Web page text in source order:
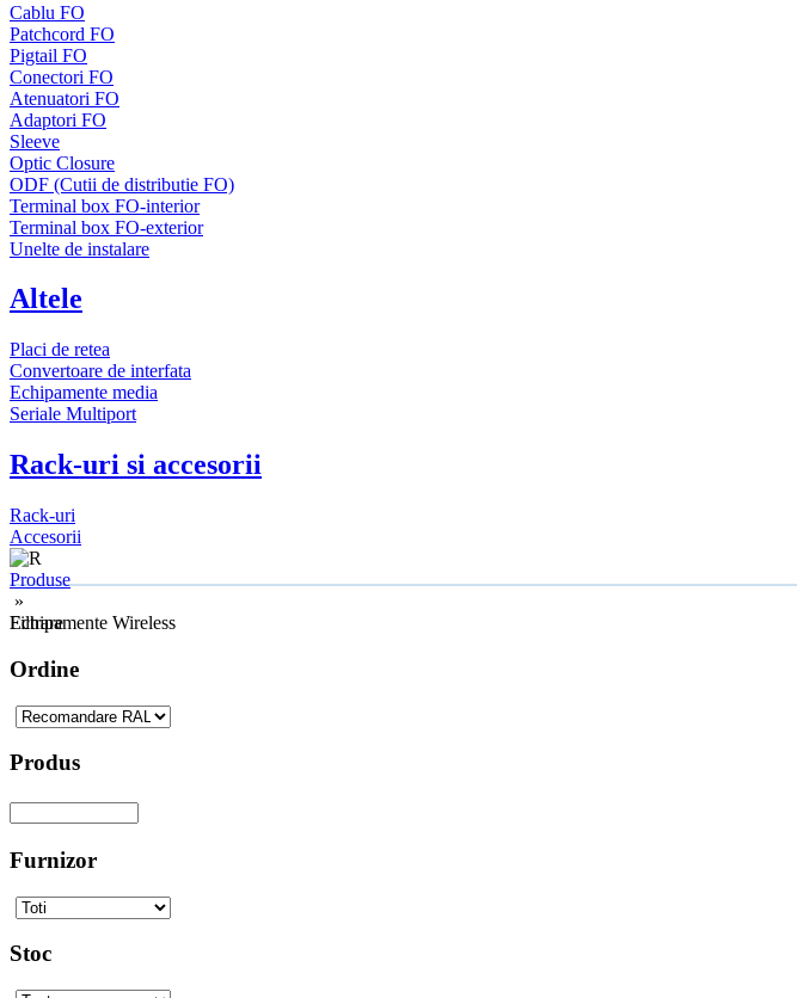
Cablu FO
Patchcord FO
Pigtail FO
Conectori FO
Atenuatori FO
Adaptori FO
Sleeve
Optic Closure
ODF (Cutii de distributie FO)
Terminal box FO-interior
Terminal box FO-exterior
Unelte de instalare
Altele
Placi de retea
Convertoare de interfata
Echipamente media
Seriale Multiport
Rack-uri si accesorii
Rack-uri
Accesorii
Produse
»
Echipamente Wireless
Filtrare
Ordine
Produs
Furnizor
Stoc